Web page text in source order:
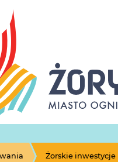
Żorskie inwestycje